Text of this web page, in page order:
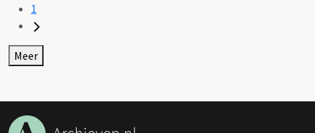
1
Meer